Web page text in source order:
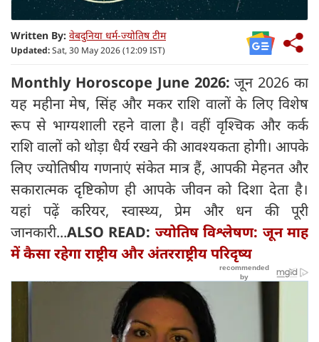
Written By: वेबदुनिया धर्म-ज्योतिष टीम
Updated:Sat, 30 May 2026 (12:09 IST)
Monthly Horoscope June 2026:जून 2026 का
यह महीना मेष, सिंह और मकर राशि वालों के लिए विशेष
रूप से भाग्यशाली रहने वाला है। वहीं वृश्चिक और कर्क
राशि वालों को थोड़ा धैर्य रखने की आवश्यकता होगी। आपके
लिए ज्योतिषीय गणनाएं संकेत मात्र हैं, आपकी मेहनत और
सकारात्मक दृष्टिकोण ही आपके जीवन को दिशा देता है।
यहां पढ़ें करियर, स्वास्थ्य, प्रेम और धन की पूरी
जानकारी...ALSO READ: ज्योतिष विश्लेषण: जून माह
में कैसा रहेगा राष्ट्रीय और अंतरराष्ट्रीय परिदृष्य